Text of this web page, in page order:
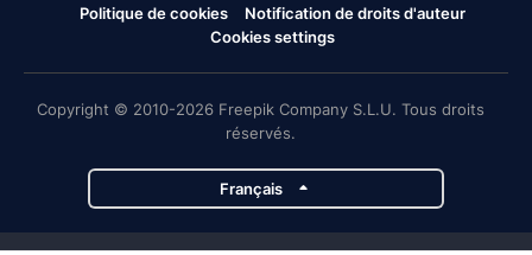
Politique de cookies
Notification de droits d'auteur
Cookies settings
Copyright © 2010-2026 Freepik Company S.L.U. Tous droits
réservés.
Français